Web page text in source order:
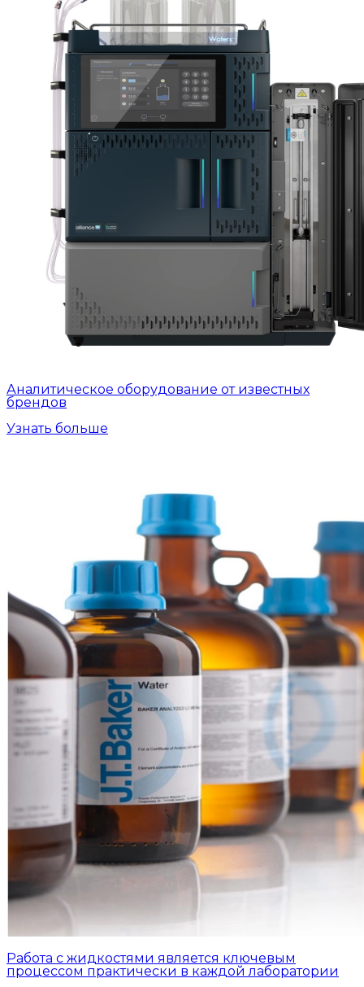
Аналитическое оборудование от известных
брендов
Узнать больше
Работа с жидкостями является ключевым
процессом практически в каждой лаборатории